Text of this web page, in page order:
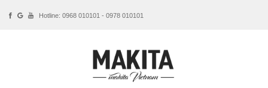
Hotline: 0968 010101 - 0978 010101